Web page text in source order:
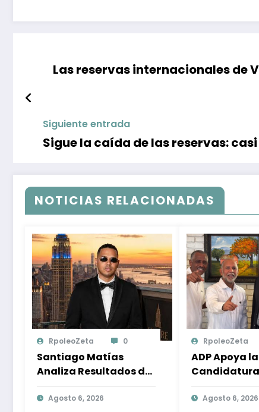
Las reservas internacionales de
Siguiente entrada
Sigue la caída de las reservas:
NOTICIAS RELACIONADAS
RpoleoZeta 0
Santiago Matías
Analiza Resultados de
Encuesta
Internacional sobre el
Agosto 6, 2026
RpoleoZeta
ADP Apoya la
Gonzalo
Compromiso
Agosto 6, 2026